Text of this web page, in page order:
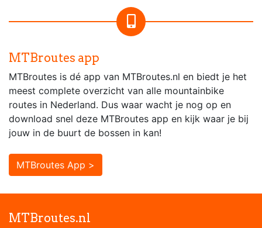
MTBroutes app
MTBroutes is dé app van MTBroutes.nl en biedt je het
meest complete overzicht van alle mountainbike
routes in Nederland. Dus waar wacht je nog op en
download snel deze MTBroutes app en kijk waar je bij
jouw in de buurt de bossen in kan!
MTBroutes App >
MTBroutes.nl